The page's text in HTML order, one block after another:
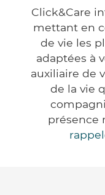
Click&Care
mettant en
de vie les
adaptées à
auxiliaire de
de la vie
présence